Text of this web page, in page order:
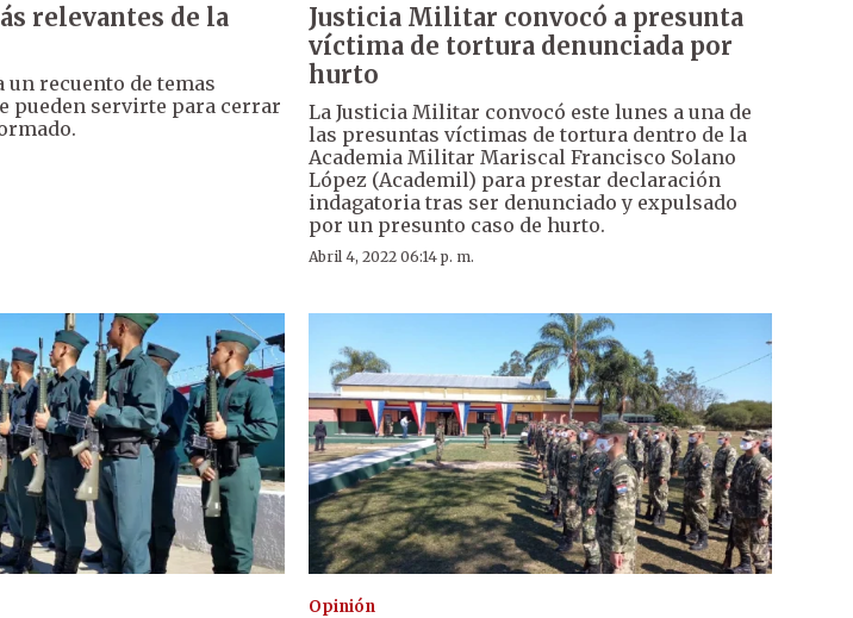
relevantes de la
un recuento de temas
pueden servirte para cerrar
Justicia Militar convocó a presunta
víctima de tortura denunciada por
hurto
La Justicia Militar convocó este lunes a una de
las presuntas víctimas de tortura dentro de la
Academia Militar Mariscal Francisco Solano
López (Academil) para prestar declaración
indagatoria tras ser denunciado y expulsado
por un presunto caso de hurto.
Abril 4, 2022 06:14 p. m.
Opinión